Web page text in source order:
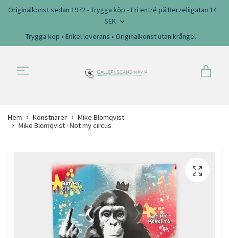
Originalkonst sedan 1972 • Trygga köp • Fri entré på Berzeliigatan 14
SEK
Trygga köp • Enkel leverans • Originalkonst utan krångel
Hem Konstnärer
Mike Blomqvist
Mike Blomqvist · Not my circus